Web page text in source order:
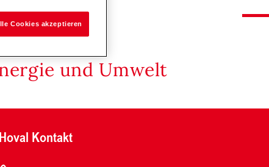
und Umwelt
Hoval Kontakt
Cookies akzeptieren